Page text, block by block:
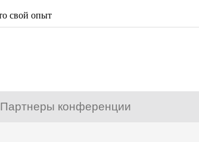
свой опыт
Партнеры конференции